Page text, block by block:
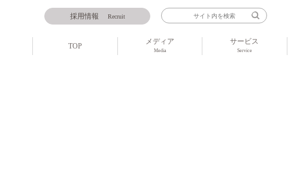
採用情報 Recruit
TOP
メディア
Media
サービス
Service